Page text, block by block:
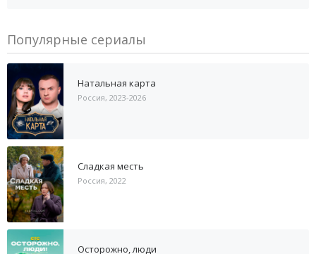
Популярные сериалы
Натальная карта
Россия, 2023-2026
Сладкая месть
Россия, 2022
Осторожно, люди